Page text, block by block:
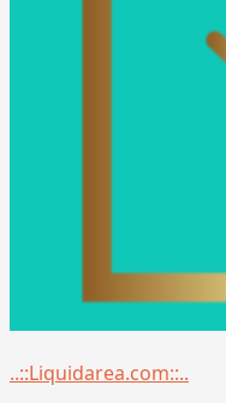
Menu
..::Liquidarea.com::..